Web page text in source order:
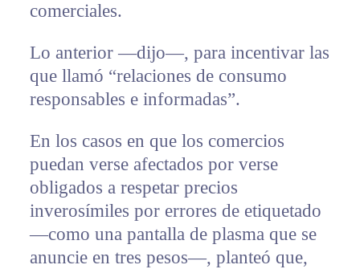
comerciales.
Lo anterior —dijo—, para incentivar las
que llamó “relaciones de consumo
responsables e informadas”.
En los casos en que los comercios
puedan verse afectados por verse
obligados a respetar precios
inverosímiles por errores de etiquetado
—como una pantalla de plasma que se
anuncie en tres pesos—, planteó que,